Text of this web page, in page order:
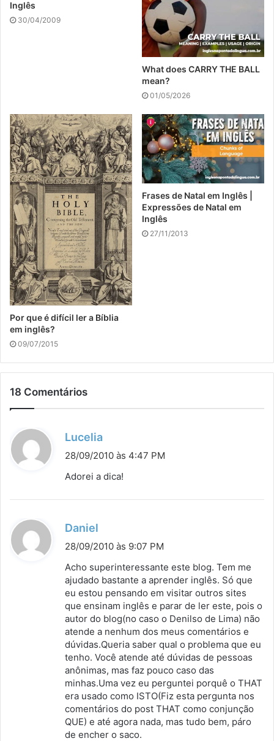
Inglês
30/04/2009
What does CARRY THE BALL
mean?
01/05/2026
Por que é difícil ler a Bíblia
em inglês?
09/07/2015
Frases de Natal em Inglês |
Expressões de Natal em
Inglês
27/11/2013
18 Comentários
Lucelia
i
e
28/09/2010 às 4:47 PM
Adorei a dica!
Daniel
i
s
e
:
28/09/2010 às 9:07 PM
Acho superinteressante este blog. Tem me
ajudado bastante a aprender inglês. Só que
eu estou pensando em visitar outros sites
que ensinam inglês e parar de ler este, pois o
autor do blog(no caso o Denilso de Lima) não
atende a nenhum dos meus comentários e
dúvidas.Queria saber qual o problema que eu
tenho. Você atende até dúvidas de pessoas
anônimas, mas faz pouco caso das
minhas.Uma vez eu perguntei porquê o THAT
era usado como ISTO(Fiz esta pergunta nos
comentários do post THAT como conjunção
QUE) e até agora nada, mas tudo bem, páro
de encher o saco.